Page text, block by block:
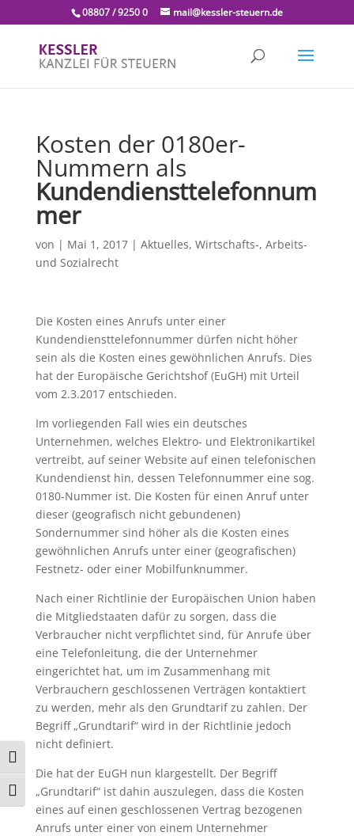
Umschalten auf hohe Kontraste
Schrift vergrößern
08807 / 9250 0 mail@kessler-steuern.de
Kosten der 0180er-
Nummern als
Kundendiensttelefonnum
mer
von | Mai 1, 2017| Aktuelles, Wirtschafts-, Arbeits-
und Sozialrecht
Die Kosten eines Anrufs unter einer
Kundendiensttelefonnummer dürfen nicht höher
sein als die Kosten eines gewöhnlichen Anrufs. Dies
hat der Europäische Gerichtshof (EuGH) mit Urteil
vom 2.3.2017 entschieden.
Im vorliegenden Fall wies ein deutsches
Unternehmen, welches Elektro- und Elektronikartikel
vertreibt, auf seiner Website auf einen telefonischen
Kundendienst hin, dessen Telefonnummer eine sog.
0180-Nummer ist. Die Kosten für einen Anruf unter
dieser (geografisch nicht gebundenen)
Sondernummer sind höher als die Kosten eines
gewöhnlichen Anrufs unter einer (geografischen)
Festnetz- oder einer Mobilfunknummer.
Nach einer Richtlinie der Europäischen Union haben
die Mitgliedstaaten dafür zu sorgen, dass die
Verbraucher nicht verpflichtet sind, für Anrufe über
eine Telefonleitung, die der Unternehmer
eingerichtet hat, um im Zusammenhang mit
Verbrauchern geschlossenen Verträgen kontaktiert
zu werden, mehr als den Grundtarif zu zahlen. Der
Begriff „Grundtarif“ wird in der Richtlinie jedoch
nicht definiert.
Die hat der EuGH nun klargestellt. Der Begriff
„Grundtarif“ ist dahin auszulegen, dass die Kosten
eines auf einen geschlossenen Vertrag bezogenen
Anrufs unter einer von einem Unternehmer